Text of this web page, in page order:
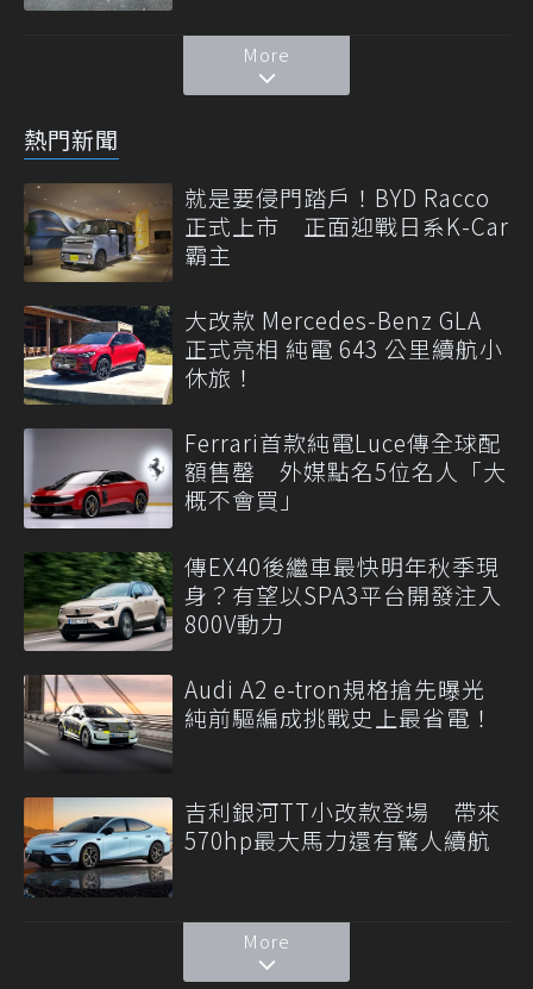
More
熱門新聞
就是要侵門踏戶！BYD Racco
正式上市 正面迎戰日系K-Car
霸主
大改款 Mercedes-Benz GLA
正式亮相 純電 643 公里續航小
休旅！
Ferrari首款純電Luce傳全球配
額售罄 外媒點名5位名人「大
概不會買」
傳EX40後繼車最快明年秋季現
身？有望以SPA3平台開發注入
800V動力
Audi A2 e-tron規格搶先曝光
純前驅編成挑戰史上最省電！
吉利銀河TT小改款登場 帶來
570hp最大馬力還有驚人續航
More